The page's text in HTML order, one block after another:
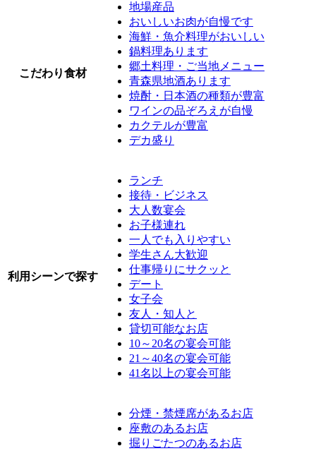
こだわり食材
地場産品
おいしいお肉が自慢です
海鮮・魚介料理がおいしい
鍋料理あります
郷土料理・ご当地メニュー
青森県地酒あります
焼酎・日本酒の種類が豊富
ワインの品ぞろえが自慢
カクテルが豊富
デカ盛り
利用シーンで探す
ランチ
接待・ビジネス
大人数宴会
お子様連れ
一人でも入りやすい
学生さん大歓迎
仕事帰りにサクッと
デート
女子会
友人・知人と
貸切可能なお店
10～20名の宴会可能
21～40名の宴会可能
41名以上の宴会可能
分煙・禁煙席があるお店
座敷のあるお店
掘りごたつのあるお店